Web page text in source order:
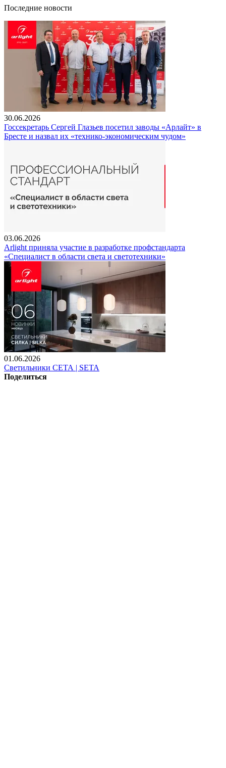
Последние новости
30.06.2026
Госсекретарь Сергей Глазьев посетил заводы «Арлайт» в
Бресте и назвал их «технико-экономическим чудом»
03.06.2026
Arlight приняла участие в разработке профстандарта
«Специалист в области света и светотехники»
01.06.2026
Светильники СЕТА | SETA
Поделиться